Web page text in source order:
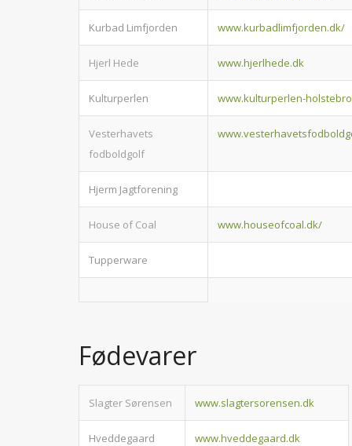
Kurbad Limfjorden www.kurbadlimfjorden.dk/
Hjerl Hede www.hjerlhede.dk
Kulturperlen www.kulturperlen-
Vesterhavets
fodboldgolf
Hjerm Jagtforening
House of Coal www.houseofcoal.dk/
Tupperware
Fødevarer
Slagter Sørensen www.slagtersorensen.dk
Hveddegaard www.hveddegaard.dk